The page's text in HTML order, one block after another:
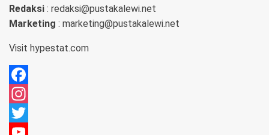
Redaksi : redaksi@pustakalewi.net
Marketing : marketing@pustakalewi.net
Visit hypestat.com
Facebook
Instagram
Twitter